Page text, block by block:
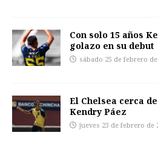
Con solo 15 años
golazo en su debut
sábado 25 de febrero de
El Chelsea cerca
Kendry Páez
jueves 23 de febrero de